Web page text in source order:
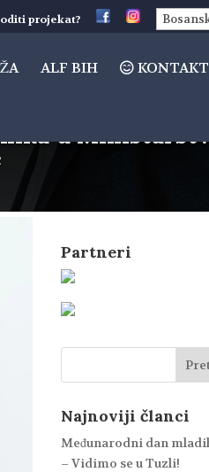
projekat?
ALF BIH KONTAKT
u
Partneri
Najnoviji članci
Međunarodni dan
– Vidimo se u Tuzli!